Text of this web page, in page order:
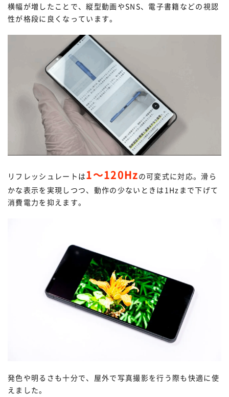
横幅が増したことで、縦型動画やSNS、電子書籍などの視認
性が格段に良くなっています。
リフレッシュレートは1〜120Hzの可変式に対応。滑ら
かな表示を実現しつつ、動作の少ないときは1Hzまで下げて
消費電力を抑えます。
発色や明るさも十分で、屋外で写真撮影を行う際も快適に使
えました。